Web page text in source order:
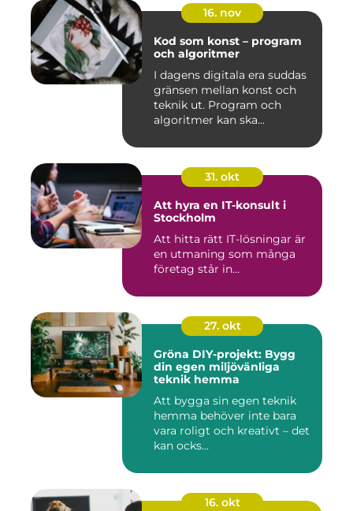
16. nov
Kod som konst – program
och algoritmer
I dagens digitala era suddas
gränsen mellan konst och
teknik ut. Program och
algoritmer kan ska...
31. okt
Att hyra en IT-konsult i
Stockholm
Att hitta rätt IT-lösningar är
en utmaning som många
företag står in...
27. okt
Gröna DIY-projekt: Bygg
din egen miljövänliga
teknik hemma
Att bygga sin egen teknik
hemma behöver inte bara
vara roligt och kreativt – det
kan ocks...
16. okt